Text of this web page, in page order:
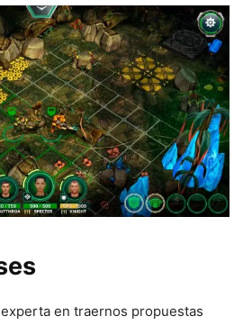
en traernos propuestas